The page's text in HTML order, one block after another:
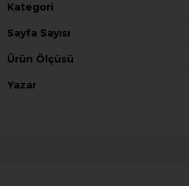
Kategori
Sayfa Sayısı
Ürün Ölçüsü
Yazar